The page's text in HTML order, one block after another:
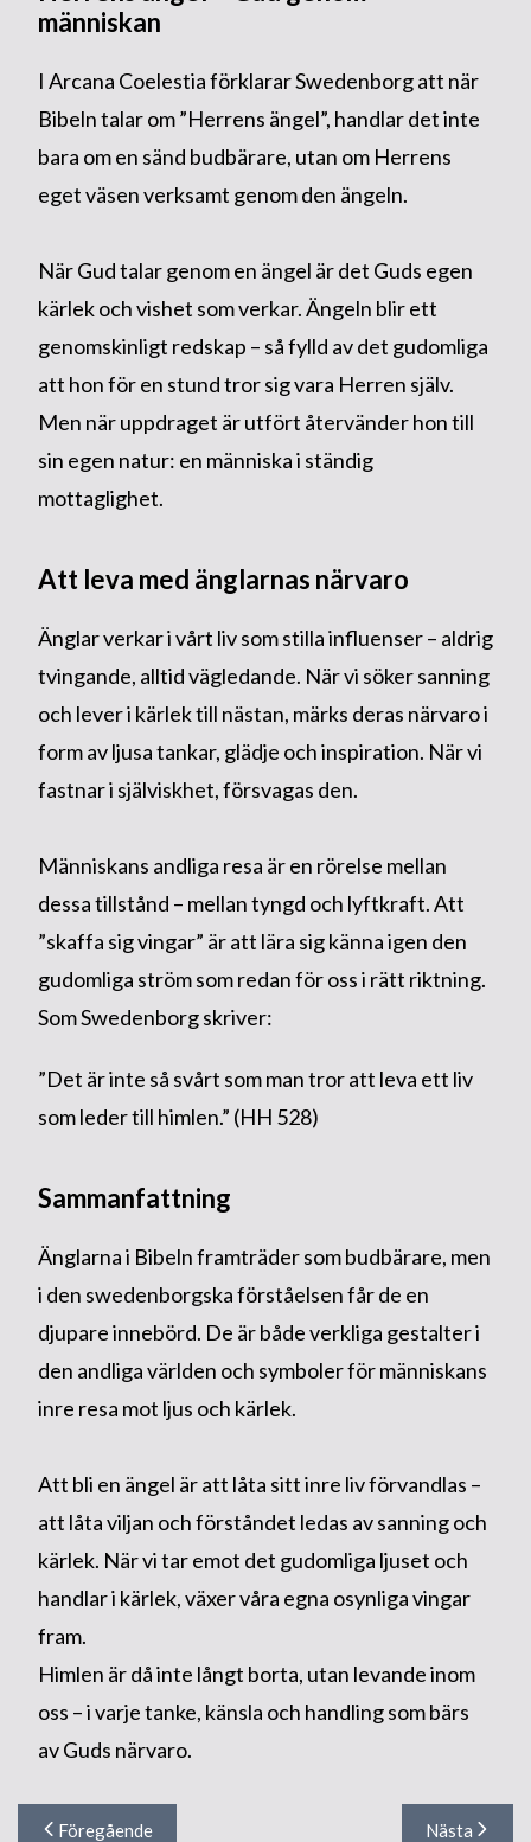
människan
I Arcana Coelestia förklarar Swedenborg att när
Bibeln talar om ”Herrens ängel”, handlar det inte
bara om en sänd budbärare, utan om Herrens
eget väsen verksamt genom den ängeln.
När Gud talar genom en ängel är det Guds egen
kärlek och vishet som verkar. Ängeln blir ett
genomskinligt redskap – så fylld av det gudomliga
att hon för en stund tror sig vara Herren själv.
Men när uppdraget är utfört återvänder hon till
sin egen natur: en människa i ständig
mottaglighet.
Att leva med änglarnas närvaro
Änglar verkar i vårt liv som stilla influenser – aldrig
tvingande, alltid vägledande. När vi söker sanning
och lever i kärlek till nästan, märks deras närvaro i
form av ljusa tankar, glädje och inspiration. När vi
fastnar i själviskhet, försvagas den.
Människans andliga resa är en rörelse mellan
dessa tillstånd – mellan tyngd och lyftkraft. Att
”skaffa sig vingar” är att lära sig känna igen den
gudomliga ström som redan för oss i rätt riktning.
Som Swedenborg skriver:
”Det är inte så svårt som man tror att leva ett liv
som leder till himlen.” (HH 528)
Sammanfattning
Änglarna i Bibeln framträder som budbärare, men
i den swedenborgska förståelsen får de en
djupare innebörd. De är både verkliga gestalter i
den andliga världen och symboler för människans
inre resa mot ljus och kärlek.
Att bli en ängel är att låta sitt inre liv förvandlas –
att låta viljan och förståndet ledas av sanning och
kärlek. När vi tar emot det gudomliga ljuset och
handlar i kärlek, växer våra egna osynliga vingar
fram.
Himlen är då inte långt borta, utan levande inom
oss – i varje tanke, känsla och handling som bärs
av Guds närvaro.
Inläggsnavigering
Föregående Nästa